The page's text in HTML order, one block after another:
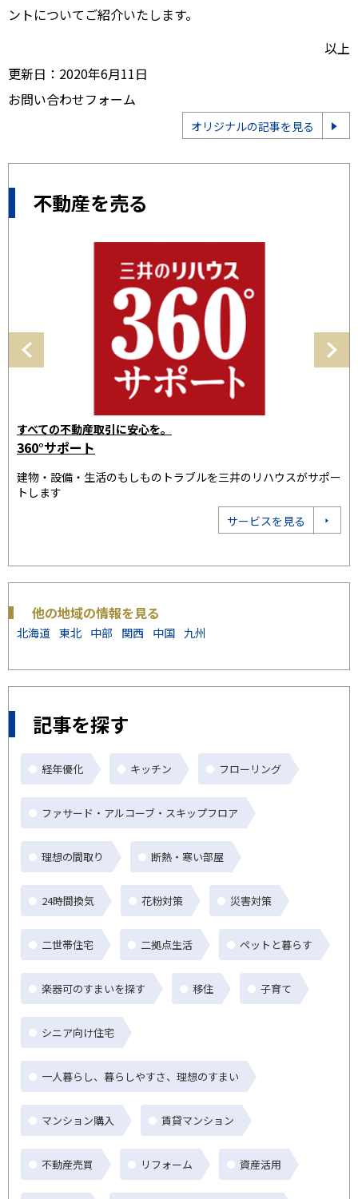
ントについてご紹介いたします。
以上
更新日：2020年6月11日
お問い合わせフォーム
オリジナルの記事を見る
不動産を売る
サポー
三井のリハウスで
売却の相談をする
「35年連続全国売買仲介取り扱いNo.1」の実績。お客様に最
なプランをご提案いたします
売却相談をする
他の地域の情報を見る
北海道 東北 中部 関西 中国 九州
記事を探す
経年優化 キッチン フローリング
ファサード・アルコーブ・スキップフロア
理想の間取り 断熱・寒い部屋
24時間換気 花粉対策 災害対策
二世帯住宅 二拠点生活 ペットと暮らす
楽器可のすまいを探す 移住 子育て
シニア向け住宅
一人暮らし、暮らしやすさ、理想のすまい
マンション購入 賃貸マンション
不動産売買 リフォーム 資産活用